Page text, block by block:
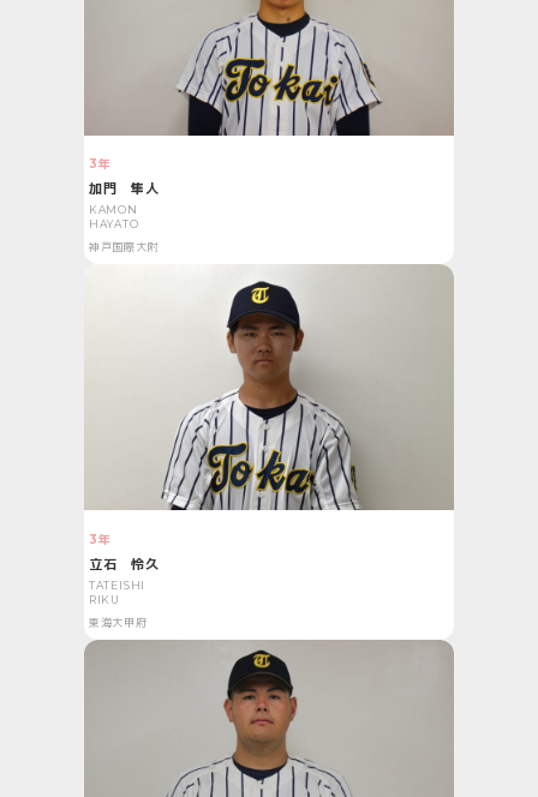
3年
加門 隼人
KAMON
HAYATO
神戸国際大附
3年
立石 怜久
TATEISHI
RIKU
東海大甲府